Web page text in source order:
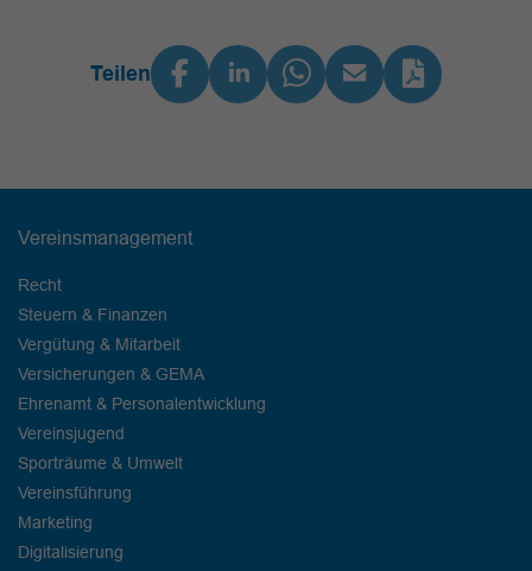
Teilen
Vereinsmanagement
Recht
Steuern & Finanzen
Vergütung & Mitarbeit
Versicherungen & GEMA
Ehrenamt & Personalentwicklung
Vereinsjugend
Sporträume & Umwelt
Vereinsführung
Marketing
Digitalisierung